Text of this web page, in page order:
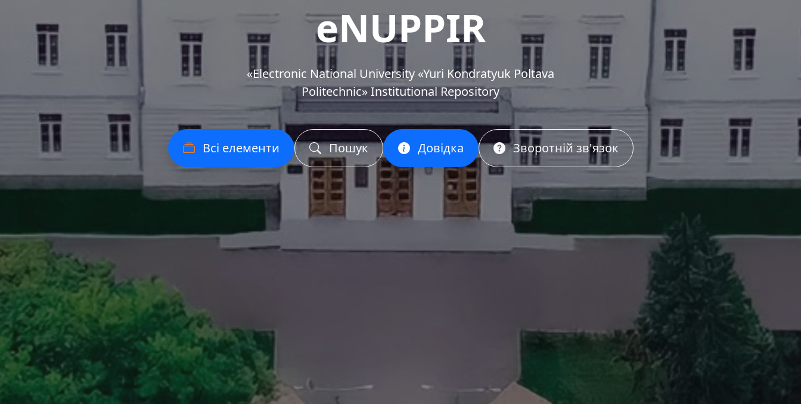
eNUPPIR
«Еlectronic National University «Yuri Kondratyuk Poltava
Politechnic» Institutional Repository
Всі елементи Пошук Довідка Зворотній зв'язок